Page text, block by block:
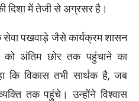
दिशा में तेजी से अग्रसर है।
सेवा पखवाड़े जैसे कार्यक्रम शासन
को अंतिम छोर तक पहुंचाने का
कि विकास तभी सार्थक है, जब
तक पहुंचे। उन्होंने विश्वास